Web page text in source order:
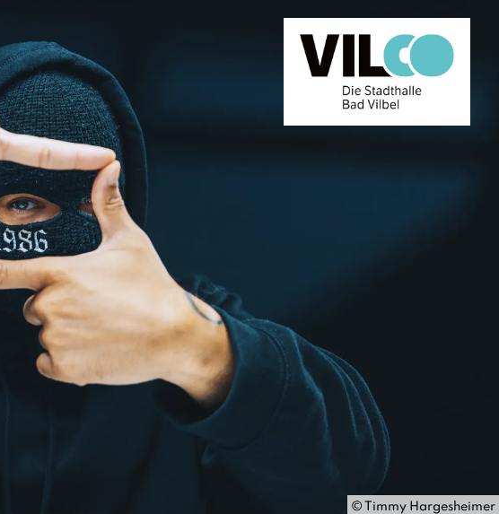
© Timmy Hargesheimer